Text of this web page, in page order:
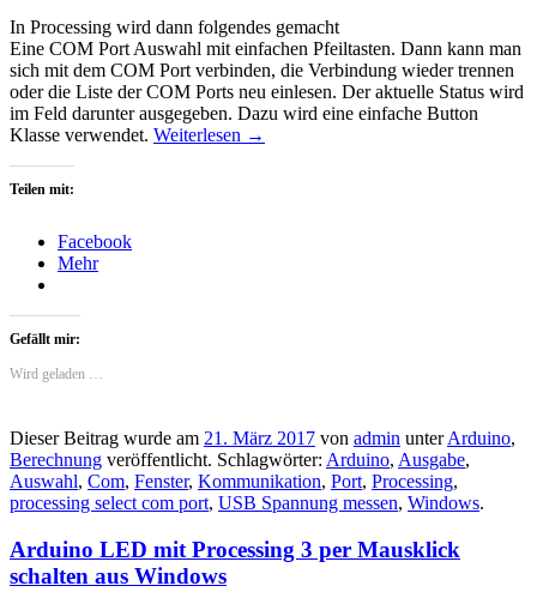
In Processing wird dann folgendes gemacht
Eine COM Port Auswahl mit einfachen Pfeiltasten. Dann kann man
sich mit dem COM Port verbinden, die Verbindung wieder trennen
oder die Liste der COM Ports neu einlesen. Der aktuelle Status wird
im Feld darunter ausgegeben. Dazu wird eine einfache Button
Klasse verwendet. Weiterlesen →
Teilen mit:
Facebook
Mehr
Gefällt mir:
Wird geladen …
Dieser Beitrag wurde am 21. März 2017 von admin unterArduino,
Berechnung veröffentlicht. Schlagwörter: Arduino, Ausgabe,
Auswahl, Com, Fenster, Kommunikation, Port, Processing,
processing select com port, USB Spannung messen, Windows.
Arduino LED mit Processing 3 per Mausklick
schalten aus Windows